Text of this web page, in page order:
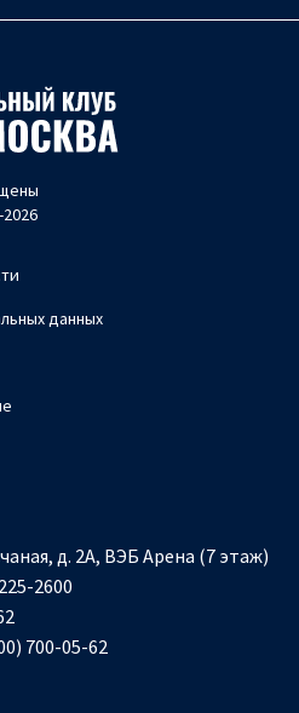
данных
д. 2А, ВЭБ Арена (7 этаж)
2600
700-05-62